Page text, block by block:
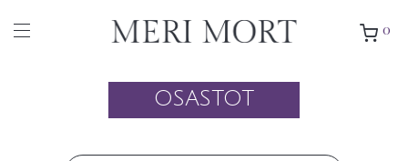
0
OSASTOT